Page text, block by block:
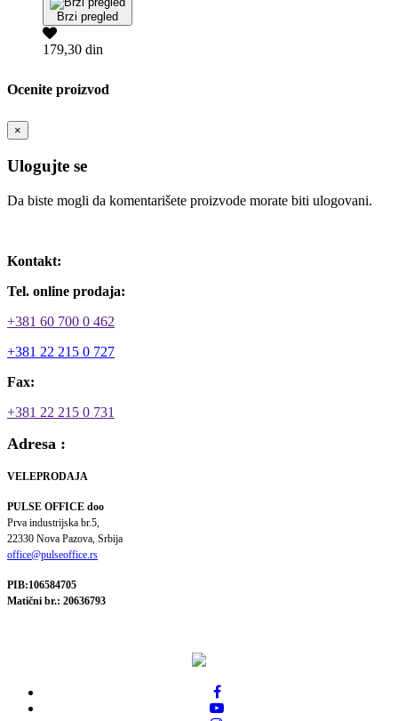
Brzi pregled
179,30 din
Ocenite proizvod
×
Ulogujte se
Da biste mogli da komentarišete proizvode morate biti ulogovani.
Kontakt:
Tel. online prodaja:
+381 60 700 0 462
+381 22 215 0 727
Fax:
+381 22 215 0 731
Adresa :
VELEPRODAJA
PULSE OFFICE doo
Prva industrijska br.5,
22330 Nova Pazova, Srbija
office@pulseoffice.rs
PIB:106584705
Matični br.: 20636793